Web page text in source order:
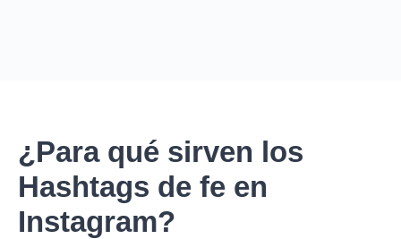
¿Para qué sirven los
Hashtags de fe en
Instagram?